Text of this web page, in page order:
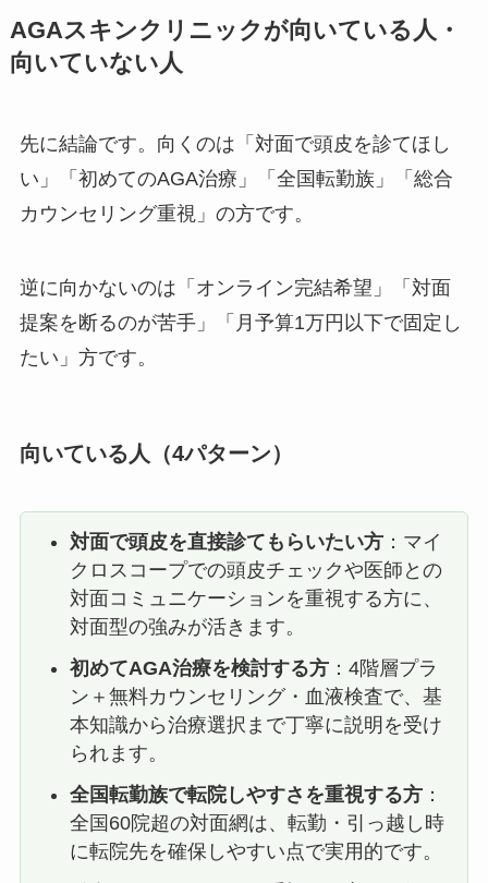
AGAスキンクリニックが向いている人・
向いていない人
先に結論です。向くのは「対面で頭皮を診てほし
い」「初めてのAGA治療」「全国転勤族」「総合
カウンセリング重視」の方です。
逆に向かないのは「オンライン完結希望」「対面
提案を断るのが苦手」「月予算1万円以下で固定し
たい」方です。
向いている人（4パターン）
対面で頭皮を直接診てもらいたい方：マイ
クロスコープでの頭皮チェックや医師との
対面コミュニケーションを重視する方に、
対面型の強みが活きます。
初めてAGA治療を検討する方：4階層プラ
ン＋無料カウンセリング・血液検査で、基
本知識から治療選択まで丁寧に説明を受け
られます。
全国転勤族で転院しやすさを重視する方：
全国60院超の対面網は、転勤・引っ越し時
に転院先を確保しやすい点で実用的です。